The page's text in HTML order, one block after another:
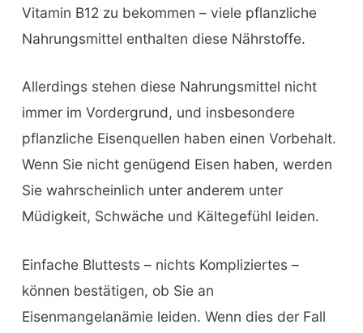
Vitamin B12 zu bekommen – viele pflanzliche
Nahrungsmittel enthalten diese Nährstoffe.
Allerdings stehen diese Nahrungsmittel nicht
immer im Vordergrund, und insbesondere
pflanzliche Eisenquellen haben einen Vorbehalt.
Wenn Sie nicht genügend Eisen haben, werden
Sie wahrscheinlich unter anderem unter
Müdigkeit, Schwäche und Kältegefühl leiden.
Einfache Bluttests – nichts Kompliziertes –
können bestätigen, ob Sie an
Eisenmangelanämie leiden. Wenn dies der Fall